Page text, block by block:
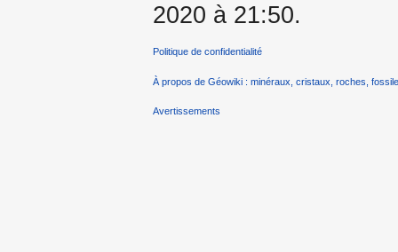
2020 à 21:50.
Politique de confidentialité
À propos de Géowiki : minéraux, cristaux, roches,
Avertissements